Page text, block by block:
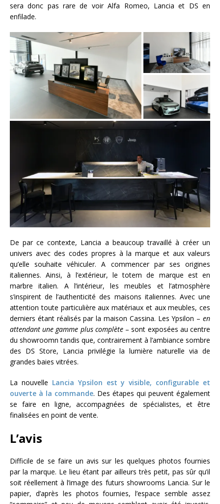
sera donc pas rare de voir Alfa Romeo, Lancia et DS en
enfilade.
De par ce contexte, Lancia a beaucoup travaillé à créer un
univers avec des codes propres à la marque et aux valeurs
qu’elle souhaite véhiculer. A commencer par ses origines
italiennes. Ainsi, à l’extérieur, le totem de marque est en
marbre italien. A l’intérieur, les meubles et l’atmosphère
s’inspirent de l’authenticité des maisons italiennes. Avec une
attention toute particulière aux matériaux et aux meubles, ces
derniers étant réalisés par la maison Cassina. Les Ypsilon – en
attendant une gamme plus complète– sont exposées au centre
du showroomn tandis que, contrairement à l’ambiance sombre
des DS Store, Lancia privilégie la lumière naturelle via de
grandes baies vitrées.
La nouvelle Lancia Ypsilon est y visible, configurable et
ouverte à la commande. Des étapes qui peuvent également
se faire en ligne, accompagnées de spécialistes, et être
finalisées en point de vente.
L’avis
Difficile de se faire un avis sur les quelques photos fournies
par la marque. Le lieu étant par ailleurs très petit, pas sûr qu’il
soit réellement à l’image des futurs showrooms Lancia. Sur le
papier, d’après les photos fournies, l’espace semble assez